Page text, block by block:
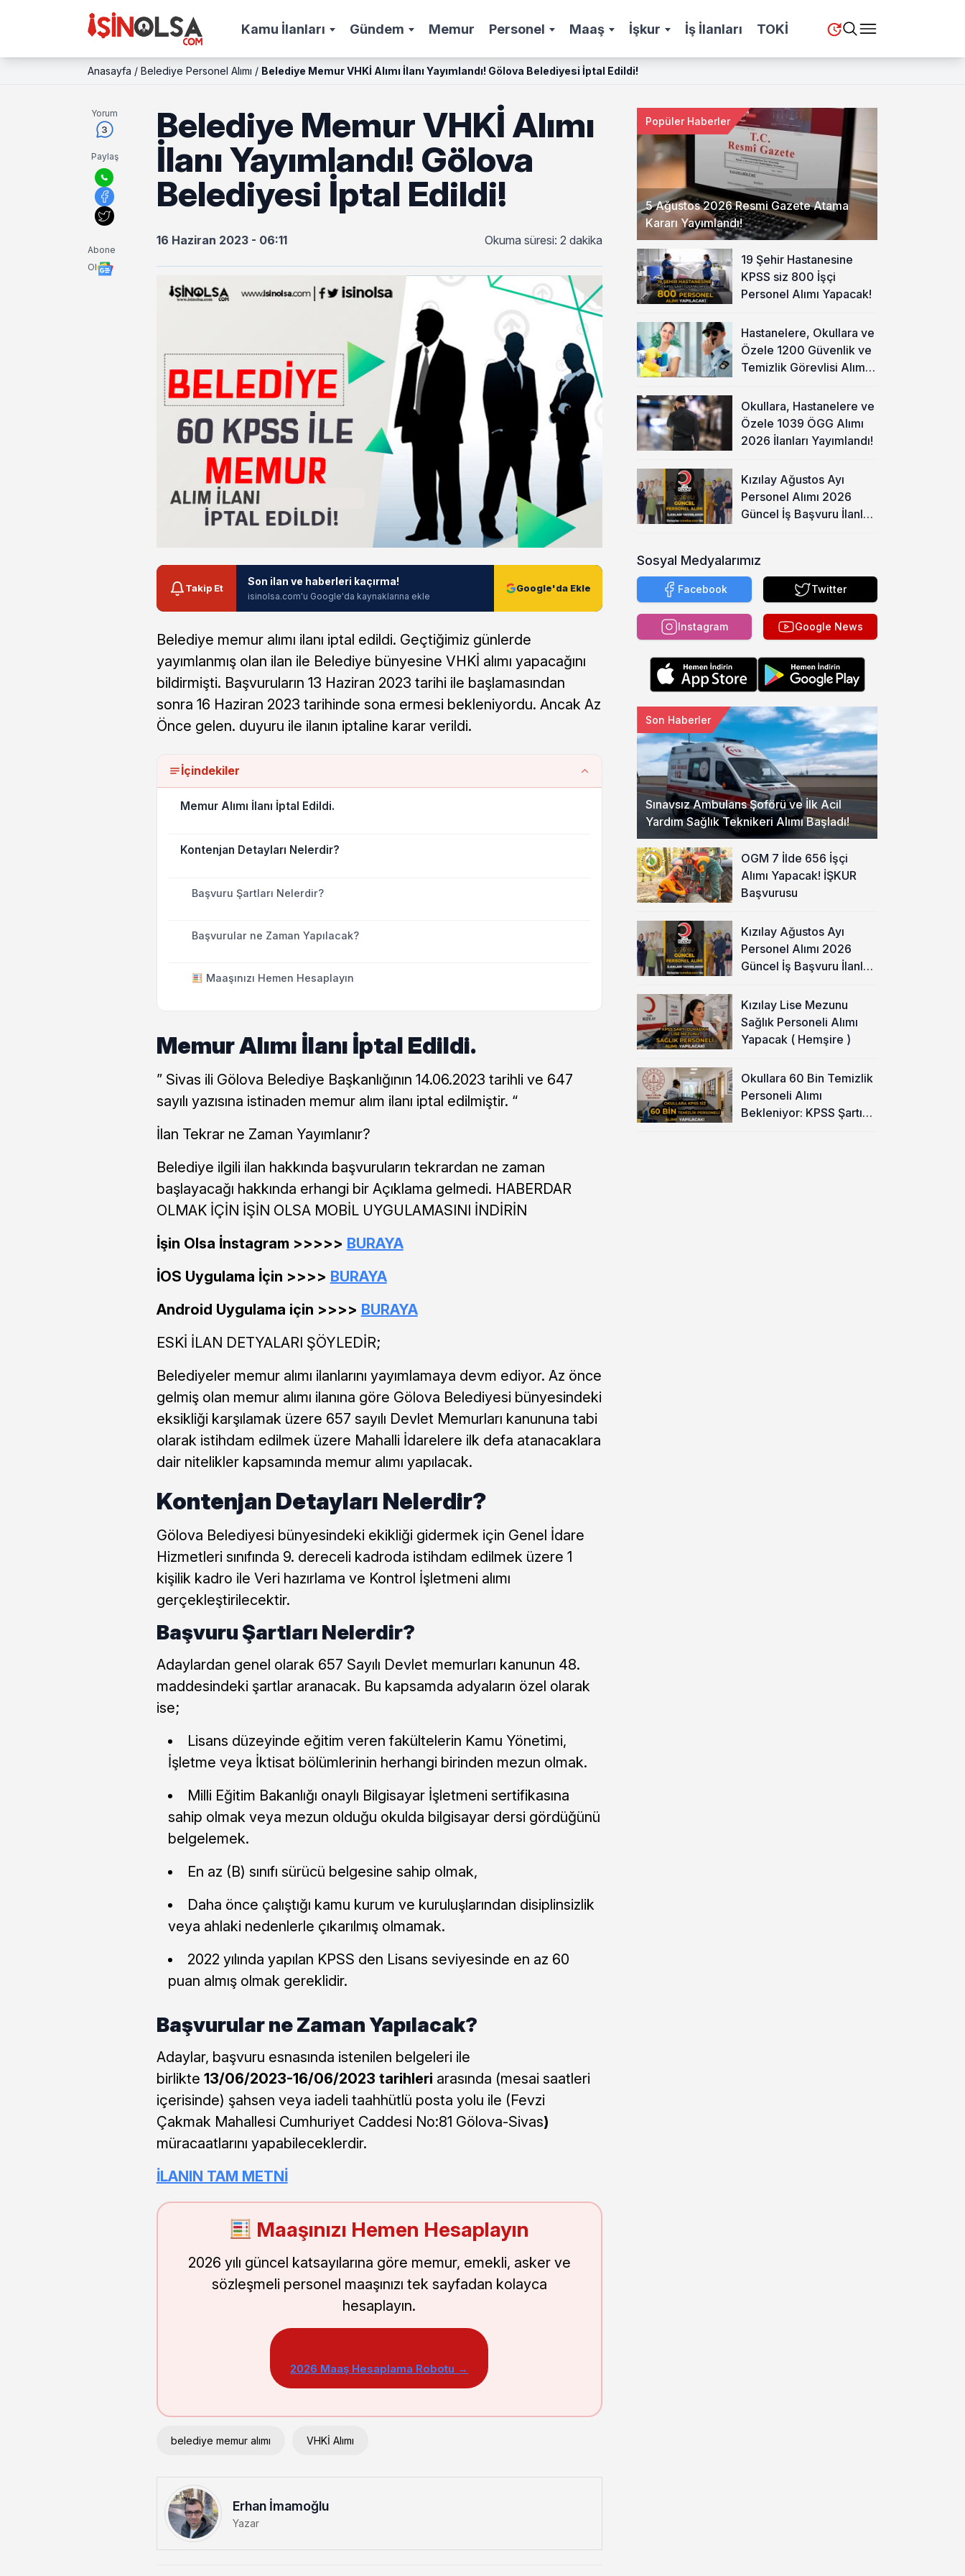
Kamu İlanları Gündem Memur Personel Maaş İşkur İş İlanları TOKİ
Anasayfa / Belediye Personel Alımı / Belediye Memur VHKİ Alımı İlanı Yayımlandı! Gölova Belediyesi İptal Edildi!
Yorum
3
Paylaş
Abone
Ol
Belediye Memur VHKİ Alımı
İlanı Yayımlandı! Gölova
Belediyesi İptal Edildi!
16 Haziran 2023 - 06:11 Okuma süresi: 2 dakika
Takip Et
Son ilan ve haberleri kaçırma!
isinolsa.com'u Google'da kaynaklarına ekle
Google'da Ekle
Belediye memur alımı ilanı iptal edildi. Geçtiğimiz günlerde
yayımlanmış olan ilan ile Belediye bünyesine VHKİ alımı yapacağını
bildirmişti. Başvuruların 13 Haziran 2023 tarihi ile başlamasından
sonra 16 Haziran 2023 tarihinde sona ermesi bekleniyordu. Ancak Az
Önce gelen. duyuru ile ilanın iptaline karar verildi.
İçindekiler
Memur Alımı İlanı İptal Edildi.
Kontenjan Detayları Nelerdir?
Başvuru Şartları Nelerdir?
Başvurular ne Zaman Yapılacak?
Maaşınızı Hemen Hesaplayın
Memur Alımı İlanı İptal Edildi.
” Sivas ili Gölova Belediye Başkanlığının 14.06.2023 tarihli ve 647
sayılı yazısına istinaden memur alım ilanı iptal edilmiştir. “
İlan Tekrar ne Zaman Yayımlanır?
Belediye ilgili ilan hakkında başvuruların tekrardan ne zaman
başlayacağı hakkında erhangi bir Açıklama gelmedi. HABERDAR
OLMAK İÇİN İŞİN OLSA MOBİL UYGULAMASINI İNDİRİN
İşin Olsa İnstagram >>>>> BURAYA
İOS Uygulama İçin >>>> BURAYA
Android Uygulama için >>>> BURAYA
ESKİ İLAN DETYALARI ŞÖYLEDİR;
Belediyeler memur alımı ilanlarını yayımlamaya devm ediyor. Az önce
gelmiş olan memur alımı ilanına göre Gölova Belediyesi bünyesindeki
eksikliği karşılamak üzere 657 sayılı Devlet Memurları kanununa tabi
olarak istihdam edilmek üzere Mahalli İdarelere ilk defa atanacaklara
dair nitelikler kapsamında memur alımı yapılacak.
Kontenjan Detayları Nelerdir?
Gölova Belediyesi bünyesindeki ekikliği gidermek için Genel İdare
Hizmetleri sınıfında 9. dereceli kadroda istihdam edilmek üzere 1
kişilik kadro ile Veri hazırlama ve Kontrol İşletmeni alımı
gerçekleştirilecektir.
Başvuru Şartları Nelerdir?
Adaylardan genel olarak 657 Sayılı Devlet memurları kanunun 48.
maddesindeki şartlar aranacak. Bu kapsamda adyaların özel olarak
ise;
Lisans düzeyinde eğitim veren fakültelerin Kamu Yönetimi,
İşletme veya İktisat bölümlerinin herhangi birinden mezun olmak.
Milli Eğitim Bakanlığı onaylı Bilgisayar İşletmeni sertifikasına
sahip olmak veya mezun olduğu okulda bilgisayar dersi gördüğünü
belgelemek.
En az (B) sınıfı sürücü belgesine sahip olmak,
Daha önce çalıştığı kamu kurum ve kuruluşlarından disiplinsizlik
veya ahlaki nedenlerle çıkarılmış olmamak.
2022 yılında yapılan KPSS den Lisans seviyesinde en az 60
puan almış olmak gereklidir.
Başvurular ne Zaman Yapılacak?
Adaylar, başvuru esnasında istenilen belgeleri ile
birlikte 13/06/2023-16/06/2023 tarihleri arasında (mesai saatleri
içerisinde) şahsen veya iadeli taahhütlü posta yolu ile (Fevzi
Çakmak Mahallesi Cumhuriyet Caddesi No:81 Gölova-Sivas)
müracaatlarını yapabileceklerdir.
İLANIN TAM METNİ
Maaşınızı Hemen Hesaplayın
2026 yılı güncel katsayılarına göre memur, emekli, asker ve
sözleşmeli personel maaşınızı tek sayfadan kolayca
hesaplayın.
2026 Maaş Hesaplama Robotu →
belediye memur alımı VHKİ Alımı
Erhan İmamoğlu
Yazar
5 Ağustos 2026 Resmi Gazete Atama
Kararı Yayımlandı!
Popüler Haberler
19 Şehir Hastanesine
KPSS siz 800 İşçi
Personel Alımı Yapacak!
Hastanelere, Okullara ve
Özele 1200 Güvenlik ve
Temizlik Görevlisi Alımı
Okullara, Hastanelere ve
Özele 1039 ÖGG Alımı
2026 İlanları Yayımlandı!
Kızılay Ağustos Ayı
Personel Alımı 2026
Güncel İş Başvuru İlanları
Sosyal Medyalarımız
Facebook Twitter
Instagram Google News
Sınavsız Ambulans Şoförü ve İlk Acil
Yardım Sağlık Teknikeri Alımı Başladı!
Son Haberler
OGM 7 İlde 656 İşçi
Alımı Yapacak! İŞKUR
Başvurusu
Kızılay Ağustos Ayı
Personel Alımı 2026
Güncel İş Başvuru İlanları
Kızılay Lise Mezunu
Sağlık Personeli Alımı
Yapacak ( Hemşire )
Okullara 60 Bin Temizlik
Personeli Alımı
Bekleniyor: KPSS Şartı